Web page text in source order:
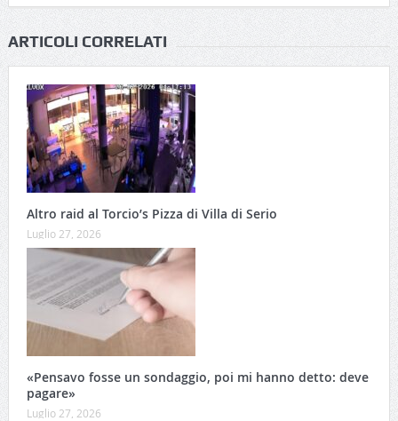
ARTICOLI CORRELATI
Altro raid al Torcio’s Pizza di Villa di Serio
Luglio 27, 2026
«Pensavo fosse un sondaggio, poi mi hanno detto: deve
pagare»
Luglio 27, 2026